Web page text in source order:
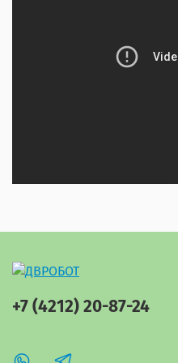
+7 (4212) 20-87-24